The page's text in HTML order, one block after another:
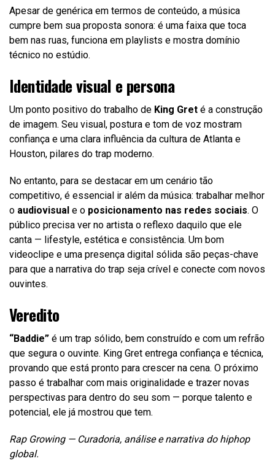
Apesar de genérica em termos de conteúdo, a música
cumpre bem sua proposta sonora: é uma faixa que toca
bem nas ruas, funciona em playlists e mostra domínio
técnico no estúdio.
Identidade visual e persona
Um ponto positivo do trabalho de King Gret é a construção
de imagem. Seu visual, postura e tom de voz mostram
confiança e uma clara influência da cultura de Atlanta e
Houston, pilares do trap moderno.
No entanto, para se destacar em um cenário tão
competitivo, é essencial ir além da música: trabalhar melhor
o audiovisual e o posicionamento nas redes sociais. O
público precisa ver no artista o reflexo daquilo que ele
canta — lifestyle, estética e consistência. Um bom
videoclipe e uma presença digital sólida são peças-chave
para que a narrativa do trap seja crível e conecte com novos
ouvintes.
Veredito
“Baddie” é um trap sólido, bem construído e com um refrão
que segura o ouvinte. King Gret entrega confiança e técnica,
provando que está pronto para crescer na cena. O próximo
passo é trabalhar com mais originalidade e trazer novas
perspectivas para dentro do seu som — porque talento e
potencial, ele já mostrou que tem.
Rap Growing — Curadoria, análise e narrativa do hiphop
global.